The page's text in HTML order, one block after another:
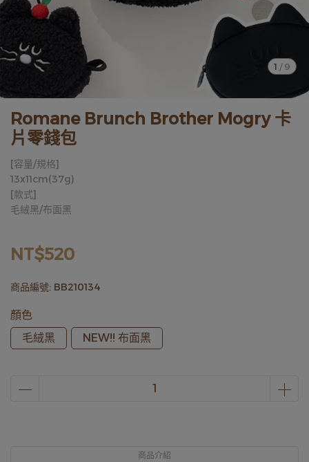
1 / 9
Romane Brunch Brother Mogry 卡
片零錢包
[容量/規格]
13x11cm(37g)
[款式]
毛絨黑/布面黑
NT$520
商品編號: BB210134
顏色
毛絨黑
NEW!! 布面黑
商品介紹